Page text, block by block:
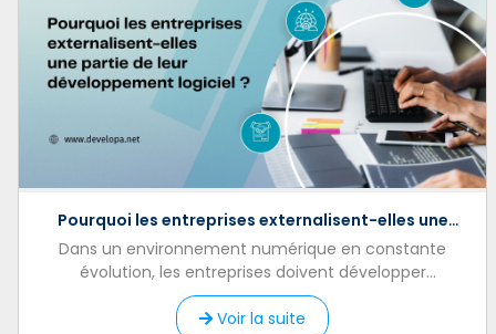
Pourquoi les entreprises externalisent-elles une
partie de leur développement logiciel ?
Dans un environnement numérique en constante
évolution, les entreprises doivent développer
rapidement de nouvelles solutions, moderniser leurs
outils et répondr...
Voir la suite